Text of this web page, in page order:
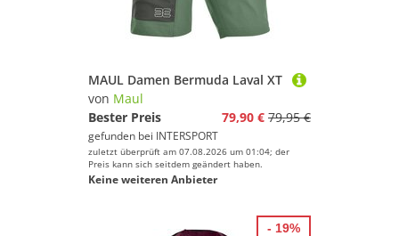
MAUL Damen Bermuda Laval XT
von Maul
Bester Preis
79,90 € 79,95 €
gefunden bei INTERSPORT
zuletzt überprüft am 07.08.2026 um 01:04; der
Preis kann sich seitdem geändert haben.
Keine weiteren Anbieter
- 19%